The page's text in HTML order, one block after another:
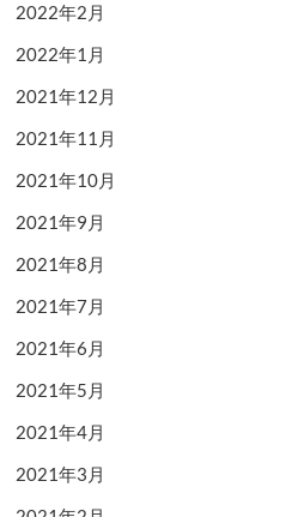
2022年2月
2022年1月
2021年12月
2021年11月
2021年10月
2021年9月
2021年8月
2021年7月
2021年6月
2021年5月
2021年4月
2021年3月